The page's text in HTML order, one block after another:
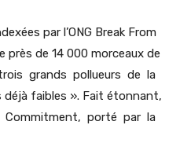
par l’ONG Break From
près de 14 000 morceaux de
trois grands pollueurs de la
faibles ». Fait étonnant,
Commitment, porté par la